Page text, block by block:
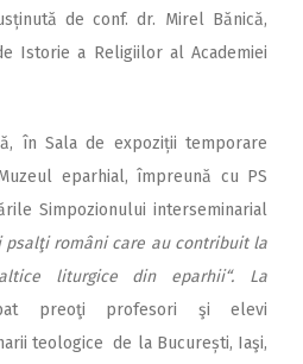
de conf. dr. Mirel Bănică,
Istorie a Religiilor al Academiei
în Sala de expoziții temporare
eparhial, împreună cu PS
Simpozionului interseminarial
psalţi români care au contribuit la
liturgice din eparhii“. La
preoţi profesori şi elevi
teologice de la București, Iaşi,